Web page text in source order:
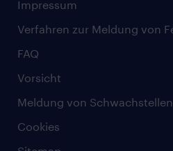
Impressum
Verfahren zur Meldung von
FAQ
Vorsicht
Meldung von
Cookies